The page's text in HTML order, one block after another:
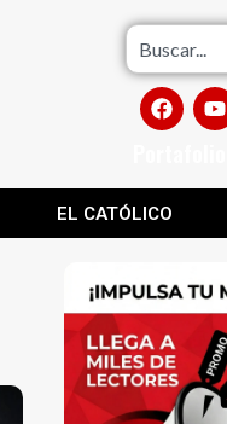
EL CATÓLICO